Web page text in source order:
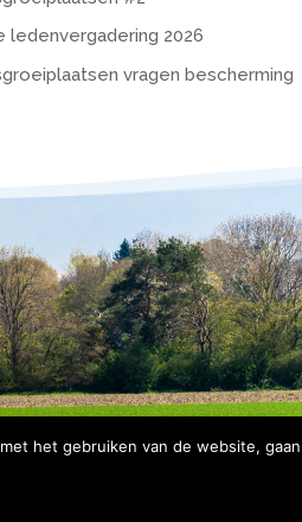
ledenvergadering 2026
vragen bescherming
het gebruiken van de website,